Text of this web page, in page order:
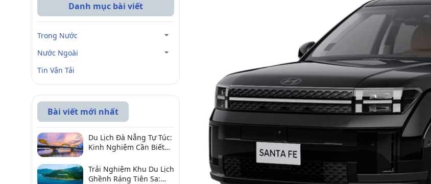
Danh mục bài viết
Trong Nước
Nước Ngoài
Tin Vận Tải
Bài viết mới nhất
Du Lịch Đà Nẵng Tự Túc:
Kinh Nghiệm Cần Biết
Vời
Trải Nghiệm Khu Du Lịch
Ghềnh Ráng Tiên Sa: